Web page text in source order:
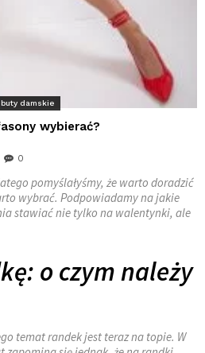
buty damskie
wybierać?
0
pomyślałyśmy, że warto doradzić
wybrać. Podpowiadamy na jakie
stawiać nie tylko na walentynki, ale
o czym należy
temat randek jest teraz na topie. W